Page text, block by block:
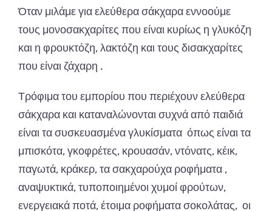
Όταν μιλάμε για ελεύθερα σάκχαρα εννοούμε
τους μονοσακχαρίτες που είναι κυρίως η γλυκόζη
και η φρουκτόζη, λακτόζη και τους δισακχαρίτες
που είναι ζάχαρη .
Τρόφιμα του εμπορίου που περιέχουν ελεύθερα
σάκχαρα και καταναλώνονται συχνά από παιδιά
είναι τα συσκευασμένα γλυκίσματα όπως είναι τα
μπισκότα, γκοφρέτες, κρουασάν, ντόνατς, κέικ,
παγωτά, κράκερ, τα σακχαρούχα ροφήματα ,
αναψυκτικά, τυποποιημένοι χυμοί φρούτων,
ενεργειακά ποτά, έτοιμα ροφήματα σοκολάτας, οι